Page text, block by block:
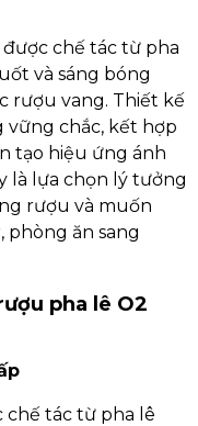
chế tác từ pha
và sáng bóng
rượu vang. Thiết kế
chắc, kết hợp
tạo hiệu ứng ánh
là lựa chọn lý tưởng
rượu và muốn
phòng ăn sang
pha lê O2
chế tác từ pha lê